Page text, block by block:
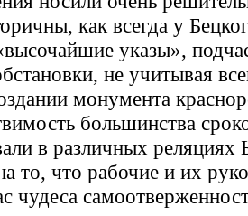
как всегда у
указы»,
не учитывая
монумента
большинства
в различных реляциях
то, что рабочие и их
чудеса